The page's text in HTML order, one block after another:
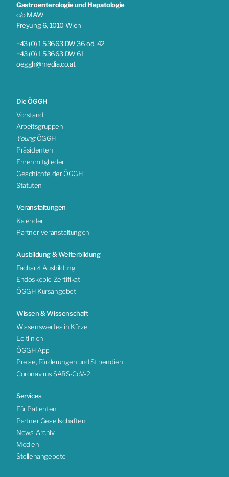
Gastroenterologie und Hepatologie
c/o MAW
Freyung 6, 1010 Wien
+43 (0) 1 53663 DW 36 od. 42
+43 (0) 1 53663 DW 61
oeggh@media.co.at
Die ÖGGH
Vorstand
Arbeitsgruppen
YoungÖGGH
Präsidenten
Ehrenmitglieder
Geschichte der ÖGGH
Statuten
Veranstaltungen
Kalender
Partner-Veranstaltungen
Ausbildung & Weiterbildung
Facharzt Ausbildung
Endoskopie-Zertifikat
ÖGGH Kursangebot
Wissen & Wissenschaft
Wissenswertes in Kürze
Leitlinien
ÖGGH App
Preise, Förderungen und Stipendien
Coronavirus SARS-CoV-2
Services
Für Patienten
Partner Gesellschaften
News-Archiv
Medien
Stellenangebote